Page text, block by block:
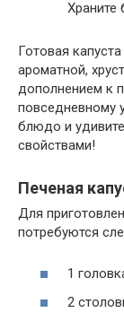
Храните
Готовая
ароматной,
дополнением к
повседневному
блюдо и
свойствами!
Печеная
Для
потребуются
1
2